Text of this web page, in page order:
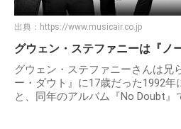
出典： https://www.musicair.co.jp
グウェン・ステファニーは『ノ
グウェン・ステファニーさんは兄
ー・ダウト』に17歳だった1992
と、同年のアルバム『No Doubt』